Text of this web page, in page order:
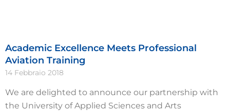
Academic Excellence Meets Professional
Aviation Training
14 Febbraio 2018
We are delighted to announce our partnership with
the University of Applied Sciences and Arts